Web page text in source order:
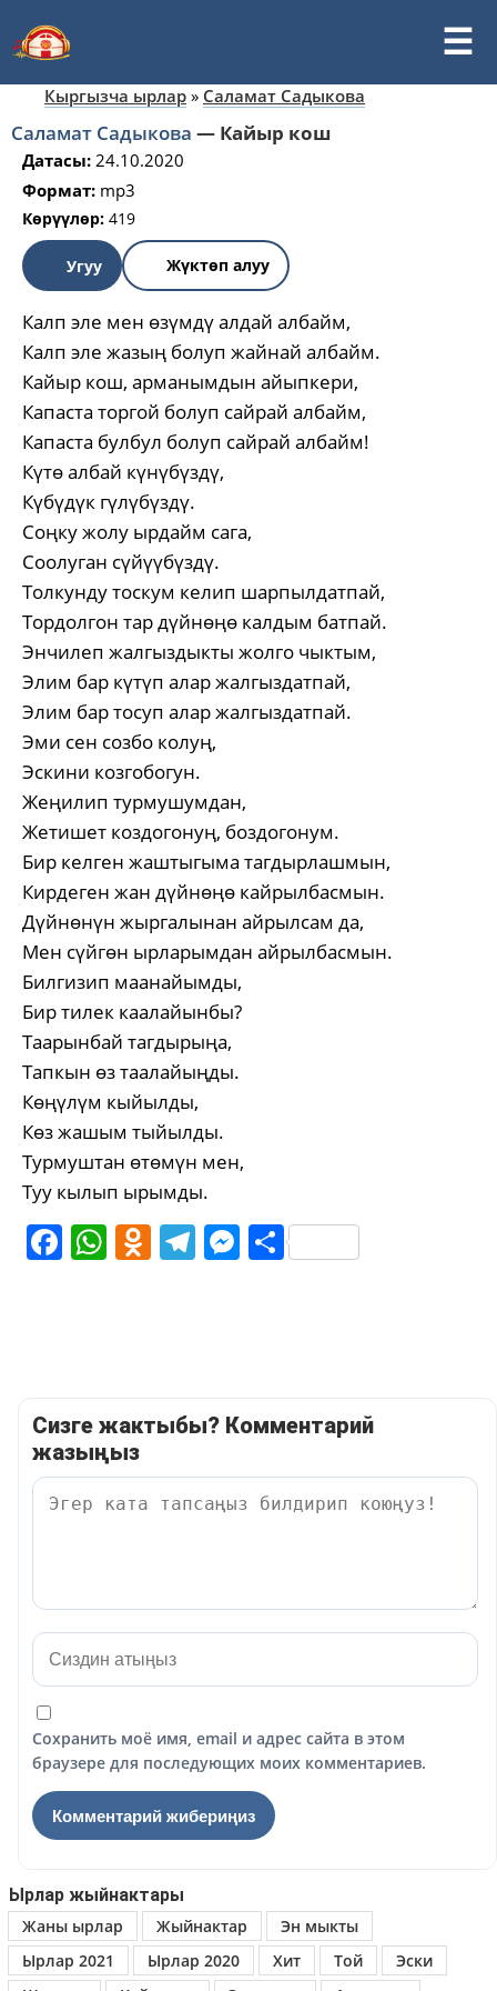
Кыргызча ырлар » Саламат Садыкова
Саламат Садыкова — Кайыр кош
Датасы: 24.10.2020
Формат: mp3
Көрүүлөр: 419
Угуу Жүктөп алуу
Калп эле мен өзүмдү алдай албайм,
Калп эле жазың болуп жайнай албайм.
Кайыр кош, арманымдын айыпкери,
Капаста торгой болуп сайрай албайм,
Капаста булбул болуп сайрай албайм!
Күтө албай күнүбүздү,
Күбүдүк гүлүбүздү.
Соңку жолу ырдайм сага,
Соолуган сүйүүбүздү.
Толкунду тоскум келип шарпылдатпай,
Тордолгон тар дүйнөңө калдым батпай.
Энчилеп жалгыздыкты жолго чыктым,
Элим бар күтүп алар жалгыздатпай,
Элим бар тосуп алар жалгыздатпай.
Эми сен созбо колуң,
Эскини козгобогун.
Жеңилип турмушумдан,
Жетишет коздогонуң, боздогонум.
Бир келген жаштыгыма тагдырлашмын,
Кирдеген жан дүйнөңө кайрылбасмын.
Дүйнөнүн жыргалынан айрылсам да,
Мен сүйгөн ырларымдан айрылбасмын.
Билгизип маанайымды,
Бир тилек каалайынбы?
Таарынбай тагдырыңа,
Тапкын өз таалайыңды.
Көңүлүм кыйылды,
Көз жашым тыйылды.
Турмуштан өтөмүн мен,
Туу кылып ырымды.
Facebook
WhatsApp
Odnoklassniki
Telegram
Messenger
Share
Сизге жактыбы? Комментарий
жазыңыз
Сохранить моё имя, email и адрес сайта в этом
браузере для последующих моих комментариев.
Ырлар жыйнактары
Жаны ырлар
Жыйнактар
Эн мыкты
Ырлар 2021
Ырлар 2020 Хит Той
Эски